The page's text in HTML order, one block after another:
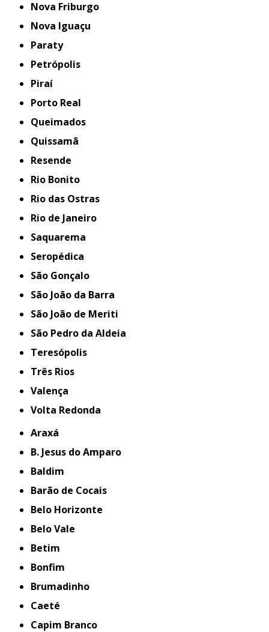
Nova Friburgo
Nova Iguaçu
Paraty
Petrópolis
Piraí
Porto Real
Queimados
Quissamã
Resende
Rio Bonito
Rio das Ostras
Rio de Janeiro
Saquarema
Seropédica
São Gonçalo
São João da Barra
São João de Meriti
São Pedro da Aldeia
Teresópolis
Três Rios
Valença
Volta Redonda
Araxá
B. Jesus do Amparo
Baldim
Barão de Cocais
Belo Horizonte
Belo Vale
Betim
Bonfim
Brumadinho
Caeté
Capim Branco